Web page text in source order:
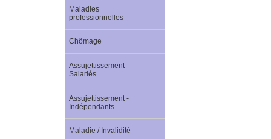
Maladies
professionnelles
Chômage
Assujettissement -
Salariés
Assujettissement -
Indépendants
Maladie / Invalidité